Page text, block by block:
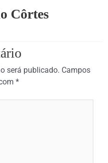
Côrtes
será publicado. Campos
*